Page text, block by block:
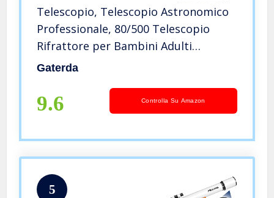
Telescopio, Telescopio Astronomico
Professionale, 80/500 Telescopio
Rifrattore per Bambini Adulti
Principianti, con Mirino a Punto
Telefono
Gaterda
9.6 Controlla Su Amazon
5